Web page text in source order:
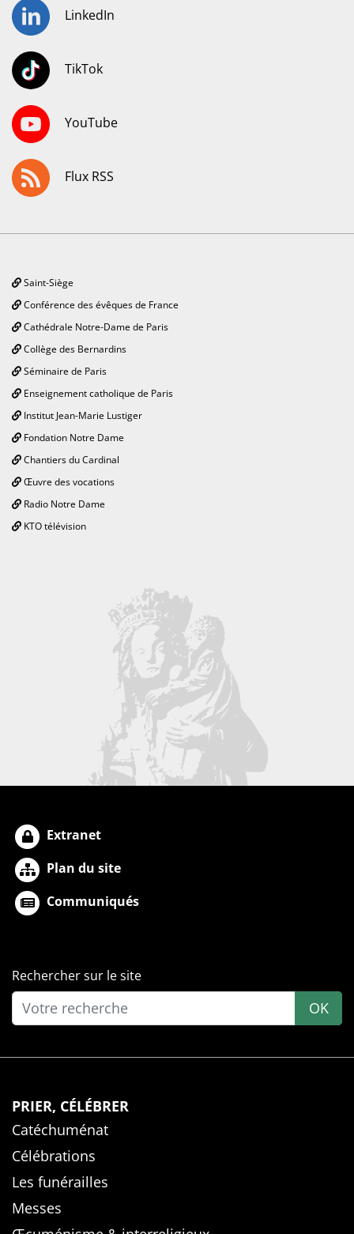
LinkedIn
TikTok
YouTube
Flux RSS
Saint-Siège
Conférence des évêques de France
Cathédrale Notre-Dame de Paris
Collège des Bernardins
Séminaire de Paris
Enseignement catholique de Paris
Institut Jean-Marie Lustiger
Fondation Notre Dame
Chantiers du Cardinal
Œuvre des vocations
Radio Notre Dame
KTO télévision
Extranet
Plan du site
Communiqués
Rechercher sur le site
OK
PRIER, CÉLÉBRER
Catéchuménat
Célébrations
Les funérailles
Messes